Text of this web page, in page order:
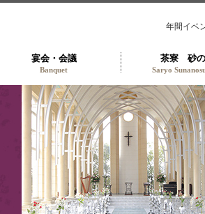
年間イベ
宴会・会議
Banquet
茶寮 砂
Saryo